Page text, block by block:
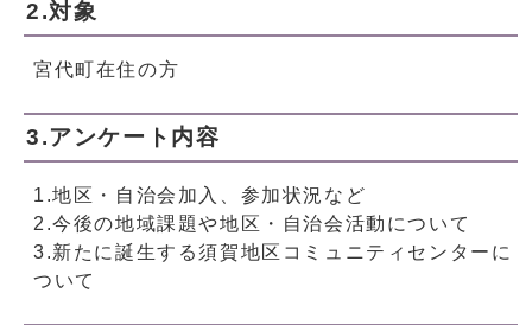
2.対象
宮代町在住の方
3.アンケート内容
1.地区・自治会加入、参加状況など
2.今後の地域課題や地区・自治会活動について
3.新たに誕生する須賀地区コミュニティセンターに
ついて